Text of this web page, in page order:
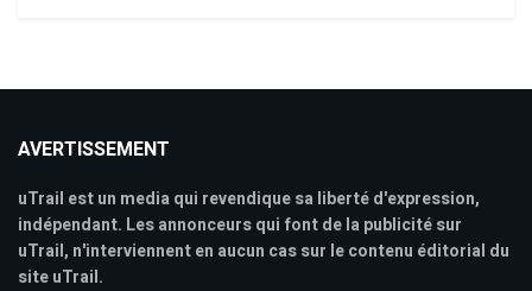
AVERTISSEMENT
uTrail est un media qui revendique sa liberté d'expression,
indépendant. Les annonceurs qui font de la publicité sur
uTrail, n'interviennent en aucun cas sur le contenu éditorial du
site uTrail.